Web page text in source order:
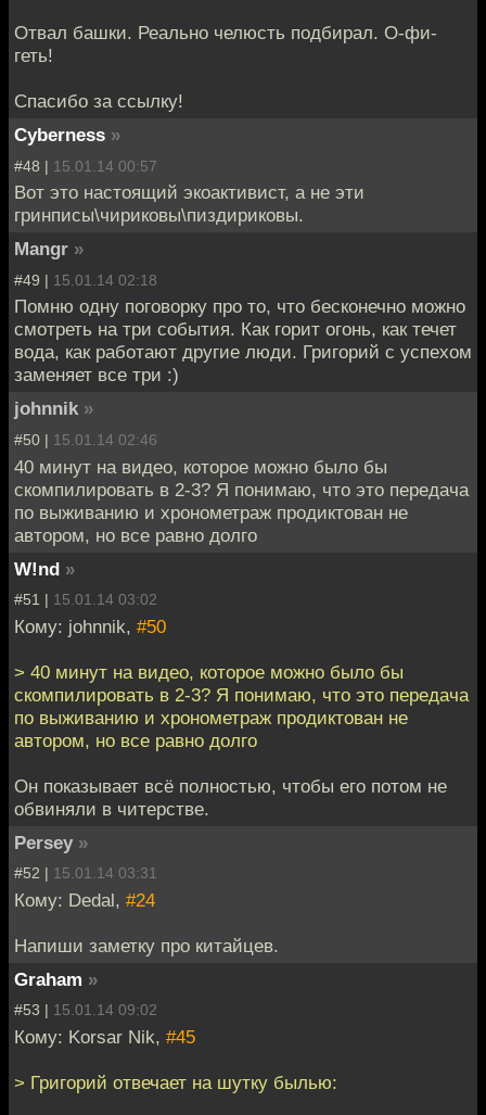
Отвал башки. Реально челюсть подбирал. О-фи-
геть!
Спасибо за ссылку!
Cyberness »
#48 | 15.01.14 00:57
Вот это настоящий экоактивист, а не эти
гринписы\чириковы\пиздириковы.
Mangr »
#49 | 15.01.14 02:18
Помню одну поговорку про то, что бесконечно можно
смотреть на три события. Как горит огонь, как течет
вода, как работают другие люди. Григорий с успехом
заменяет все три :)
johnnik »
#50 | 15.01.14 02:46
40 минут на видео, которое можно было бы
скомпилировать в 2-3? Я понимаю, что это передача
по выживанию и хронометраж продиктован не
автором, но все равно долго
W!nd »
#51 | 15.01.14 03:02
Кому: johnnik, #50
> 40 минут на видео, которое можно было бы
скомпилировать в 2-3? Я понимаю, что это передача
по выживанию и хронометраж продиктован не
автором, но все равно долго
Он показывает всё полностью, чтобы его потом не
обвиняли в читерстве.
Persey »
#52 | 15.01.14 03:31
Кому: Dedal, #24
Напиши заметку про китайцев.
Graham »
#53 | 15.01.14 09:02
Кому: Korsar Nik, #45
> Григорий отвечает на шутку былью: